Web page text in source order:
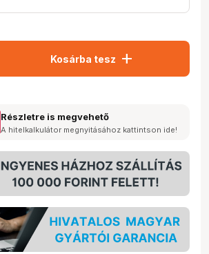
Kosárba tesz add
Részletre is megvehető
A hitelkalkulátor megnyitásához kattintson ide!